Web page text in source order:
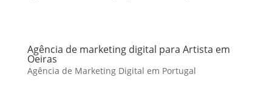
Agência de marketing digital para Artista em
Oeiras
Agência de Marketing Digital em Portugal